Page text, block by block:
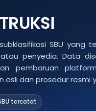
SBU yang
penyedia. Data
pembaruan
dan prosedur resmi
tercatat